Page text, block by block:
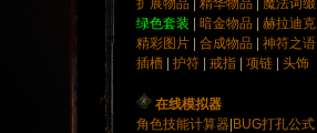
扩展物品
精华物品
魔法词缀
绿色套装
暗金物品
赫拉迪克
精彩图片
合成物品
神符之语
插槽
护符 戒指 项链 头饰
在线模拟器
角色技能计算器 BUG打孔公式